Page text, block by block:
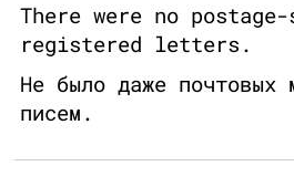
There were no
registered letters.
Не было даже почтовых
писем.